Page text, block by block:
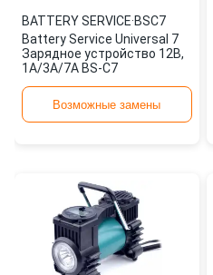
BATTERY SERVICE·BSC7
Battery Service Universal 7
Зарядное устройство 12В,
1А/3А/7A BS-C7
Возможные замены